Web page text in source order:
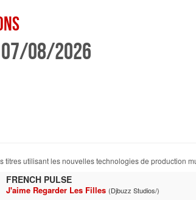
08/2026
titres utilisant les nouvelles technologies de production
FRENCH PULSE
J'aime Regarder Les Filles (Djbuzz Studios/)